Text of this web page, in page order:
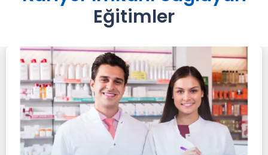
Eğitimler